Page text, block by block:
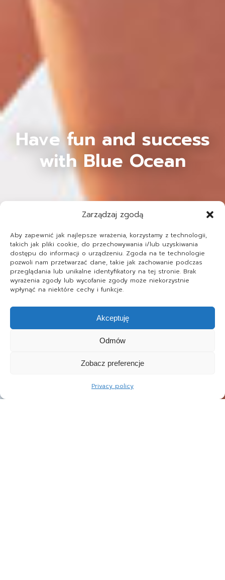
Zarządzaj zgodą
Aby zapewnić jak najlepsze wrażenia, korzystamy z technologii,
takich jak pliki cookie, do przechowywania i/lub uzyskiwania
dostępu do informacji o urządzeniu. Zgoda na te technologie
pozwoli nam przetwarzać dane, takie jak zachowanie podczas
przeglądania lub unikalne identyfikatory na tej stronie. Brak
wyrażenia zgody lub wycofanie zgody może niekorzystnie
wpłynąć na niektóre cechy i funkcje.
Akceptuję
Odmów
Zobacz preferencje
Privacy policy
Have fun and success
with Blue Ocean